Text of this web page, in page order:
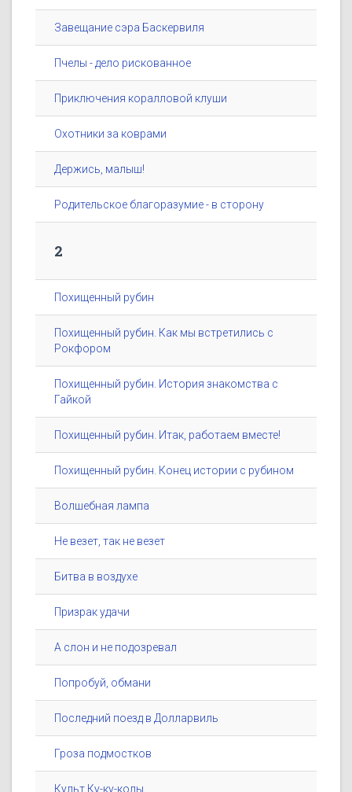
Завещание сэра Баскервиля
Пчелы - дело рискованное
Приключения коралловой клуши
Охотники за коврами
Держись, малыш!
Родительское благоразумие - в сторону
2
Похищенный рубин
Похищенный рубин. Как мы встретились с
Рокфором
Похищенный рубин. История знакомства с
Гайкой
Похищенный рубин. Итак, работаем вместе!
Похищенный рубин. Конец истории с рубином
Волшебная лампа
Не везет, так не везет
Битва в воздухе
Призрак удачи
А слон и не подозревал
Попробуй, обмани
Последний поезд в Долларвиль
Гроза подмостков
Культ Ку-ку-колы